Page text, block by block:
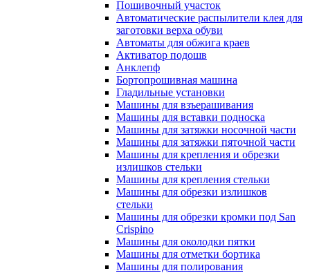
Пошивочный участок
Автоматические распылители клея для
заготовки верха обуви
Автоматы для обжига краев
Активатор подошв
Анклепф
Бортопрошивная машина
Гладильные установки
Машины для взъерашивания
Машины для вставки подноска
Машины для затяжки носочной части
Машины для затяжки пяточной части
Машины для крепления и обрезки
излишков стельки
Машины для крепления стельки
Машины для обрезки излишков
стельки
Машины для обрезки кромки под San
Crispino
Машины для околодки пятки
Машины для отметки бортика
Машины для полирования